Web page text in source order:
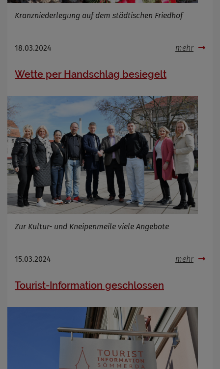
Kranzniederlegung auf dem städtischen Friedhof
18.03.2024 mehr
Wette per Handschlag besiegelt
Zur Kultur- und Kneipenmeile viele Angebote
15.03.2024 mehr
Tourist-Information geschlossen